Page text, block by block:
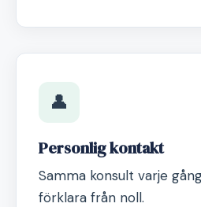
👤
Personlig kontakt
Samma konsult varje
förklara från noll.